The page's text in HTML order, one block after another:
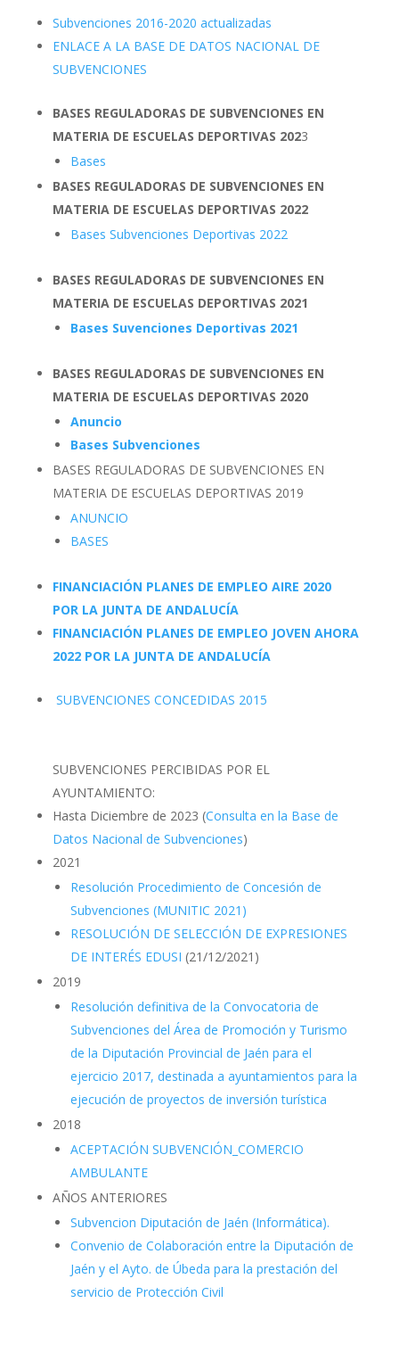
Subvenciones 2016-2020 actualizadas
ENLACE A LA BASE DE DATOS NACIONAL DE
SUBVENCIONES
BASES REGULADORAS DE SUBVENCIONES EN
MATERIA DE ESCUELAS DEPORTIVAS 2023
Bases
BASES REGULADORAS DE SUBVENCIONES EN
MATERIA DE ESCUELAS DEPORTIVAS 2022
Bases Subvenciones Deportivas 2022
BASES REGULADORAS DE SUBVENCIONES EN
MATERIA DE ESCUELAS DEPORTIVAS 2021
Bases Suvenciones Deportivas 2021
BASES REGULADORAS DE SUBVENCIONES EN
MATERIA DE ESCUELAS DEPORTIVAS 2020
Anuncio
Bases Subvenciones
BASES REGULADORAS DE SUBVENCIONES EN
MATERIA DE ESCUELAS DEPORTIVAS 2019
ANUNCIO
BASES
FINANCIACIÓN PLANES DE EMPLEO AIRE 2020
POR LA JUNTA DE ANDALUCÍA
FINANCIACIÓN PLANES DE EMPLEO JOVEN AHORA
2022 POR LA JUNTA DE ANDALUCÍA
SUBVENCIONES CONCEDIDAS 2015
SUBVENCIONES PERCIBIDAS POR EL
AYUNTAMIENTO:
Hasta Diciembre de 2023 (Consulta en la Base de
Datos Nacional de Subvenciones)
2021
Resolución Procedimiento de Concesión de
Subvenciones (MUNITIC 2021)
RESOLUCIÓN DE SELECCIÓN DE EXPRESIONES
DE INTERÉS EDUSI (21/12/2021)
2019
Resolución definitiva de la Convocatoria de
Subvenciones del Área de Promoción y Turismo
de la Diputación Provincial de Jaén para el
ejercicio 2017, destinada a ayuntamientos para la
ejecución de proyectos de inversión turística
2018
ACEPTACIÓN SUBVENCIÓN_COMERCIO
AMBULANTE
AÑOS ANTERIORES
Subvencion Diputación de Jaén (Informática).
Convenio de Colaboración entre la Diputación de
Jaén y el Ayto. de Úbeda para la prestación del
servicio de Protección Civil